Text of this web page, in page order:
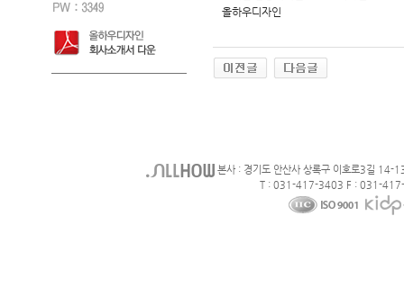
올하우디자인
본사 : 경기도 안산사 상록구 이호로3길 14-
T : 031-417-3403 F : 031-